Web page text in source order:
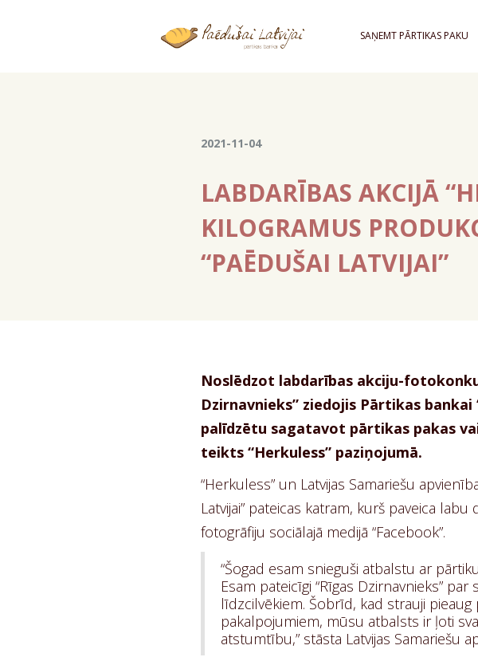
SAŅEMT PĀRTIKAS PAKU
2021-11-04
LABDARĪBAS AKCIJĀ
KILOGRAMUS
“PAĒDUŠAI LATVIJAI”
Noslēdzot labdarības akciju-
Dzirnavnieks” ziedojis Pārtikas
palīdzētu sagatavot pārtikas pakas
teikts “Herkuless” paziņojumā.
“Herkuless” un Latvijas Samariešu
Latvijai” pateicas katram, kurš paveica
fotogrāfiju sociālajā medijā “Facebook”.
“Šogad esam snieguši atbalstu ar
Esam pateicīgi “Rīgas Dzirnavnieks”
līdzcilvēkiem. Šobrīd, kad strauji
pakalpojumiem, mūsu atbalsts ir ļoti
atstumtību,” stāsta Latvijas Samariešu